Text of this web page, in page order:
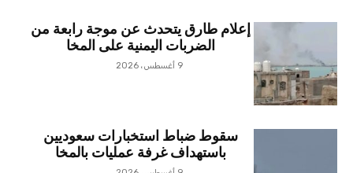
إعلام طارق يتحدث عن موجة رابعة من
الضربات اليمنية على المخا
9 أغسطس، 2026
سقوط ضباط استخبارات سعوديين
باستهداف غرفة عمليات بالمخا